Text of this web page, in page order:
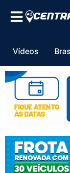
Vídeos